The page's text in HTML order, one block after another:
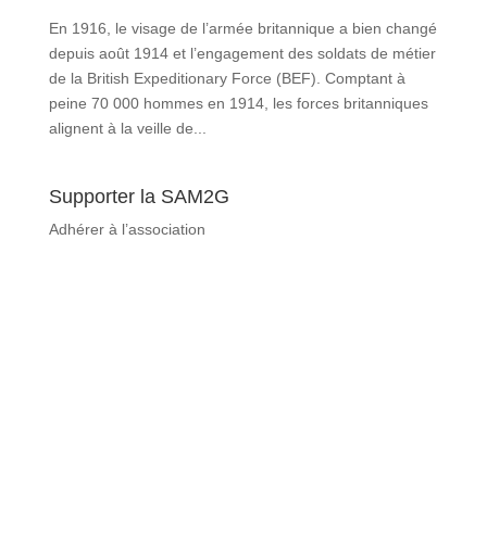
En 1916, le visage de l’armée britannique a bien changé
depuis août 1914 et l’engagement des soldats de métier
de la British Expeditionary Force (BEF). Comptant à
peine 70 000 hommes en 1914, les forces britanniques
alignent à la veille de...
Supporter la SAM2G
Adhérer à l’association